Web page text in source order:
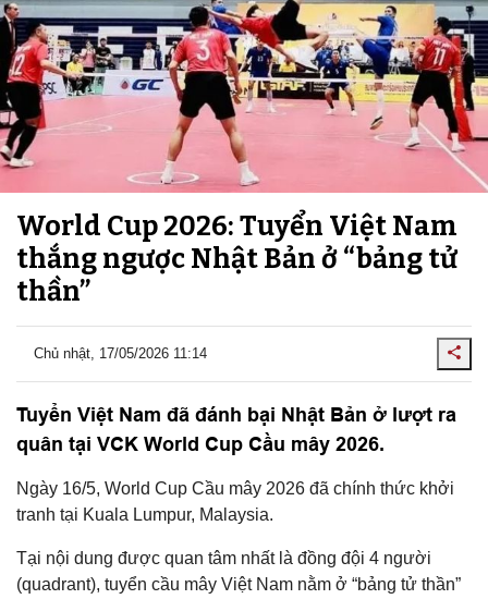
World Cup 2026: Tuyển Việt Nam
thắng ngược Nhật Bản ở “bảng tử
thần”
Chủ nhật, 17/05/2026 11:14
Tuyển Việt Nam đã đánh bại Nhật Bản ở lượt ra
quân tại VCK World Cup Cầu mây 2026.
Ngày 16/5, World Cup Cầu mây 2026 đã chính thức khởi
tranh tại Kuala Lumpur, Malaysia.
Tại nội dung được quan tâm nhất là đồng đội 4 người
(quadrant), tuyển cầu mây Việt Nam nằm ở “bảng tử thần”